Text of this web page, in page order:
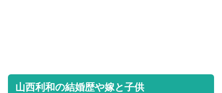
山西利和の結婚歴や嫁と子供